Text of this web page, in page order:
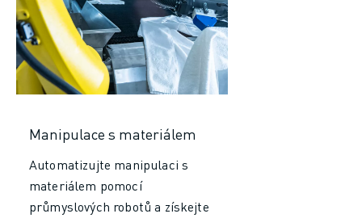
Manipulace s materiálem
Automatizujte manipulaci s
materiálem pomocí
průmyslových robotů a získejte